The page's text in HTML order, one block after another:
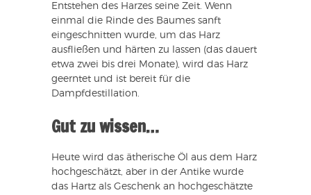
Entstehen des Harzes seine Zeit. Wenn
einmal die Rinde des Baumes sanft
eingeschnitten wurde, um das Harz
ausfließen und härten zu lassen (das dauert
etwa zwei bis drei Monate), wird das Harz
geerntet und ist bereit für die
Dampfdestillation.
Gut zu wissen…
Heute wird das ätherische Öl aus dem Harz
hochgeschätzt, aber in der Antike wurde
das Hartz als Geschenk an hochgeschätzte